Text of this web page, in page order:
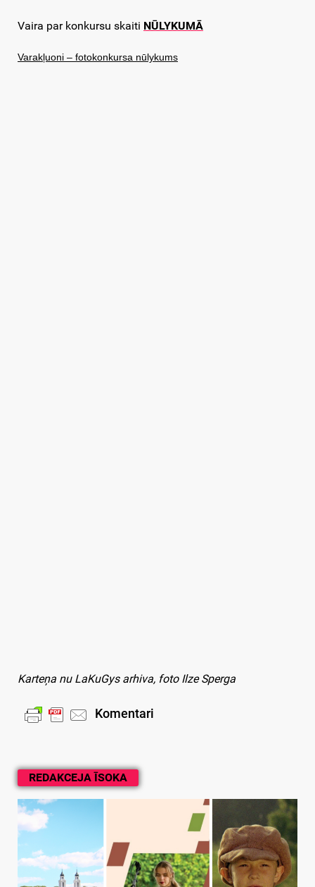
REDAKCEJA ĪSOKA
Vaira par konkursu skaiti NŪLYKUMĀ
Varakļuoni – fotokonkursa nūlykums
Karteņa nu LaKuGys arhiva, foto Ilze Sperga
Komentari